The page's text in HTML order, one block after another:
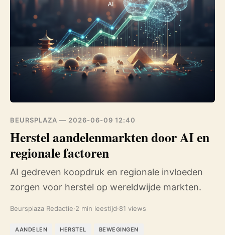
BEURSPLAZA — 2026-06-09 12:40
Herstel aandelenmarkten door AI en
regionale factoren
AI gedreven koopdruk en regionale invloeden
zorgen voor herstel op wereldwijde markten.
Beursplaza Redactie·2 min leestijd·81 views
AANDELEN HERSTEL
BEWEGINGEN